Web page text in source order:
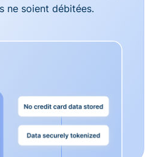
ne soient débitées.